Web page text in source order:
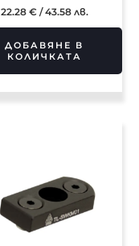
22.28 €/ 43.58 лв.
ДОБАВЯНЕ В
КОЛИЧКАТА